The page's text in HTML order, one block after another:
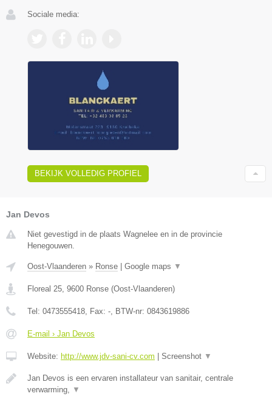
Sociale media:
BEKIJK VOLLEDIG PROFIEL
Jan Devos
Niet gevestigd in de plaats Wagnelee en in de provincie
Henegouwen.
Oost-Vlaanderen » Ronse Google maps ▼
Floreal 25 9600 Ronse (Oost-Vlaanderen)
Tel: 0473555418 , Fax: - , BTW-nr: 0843619886
E-mail › Jan Devos
Website: http://www.jdv-sani-cv.com Screenshot ▼
Jan Devos is een ervaren installateur van sanitair, centrale
verwarming,
▼